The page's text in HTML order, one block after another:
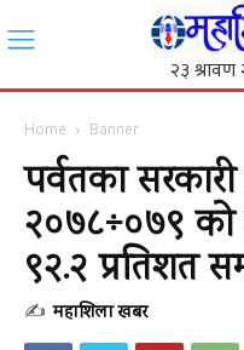
Home Banner
पर्वतका
२०७८÷०७९ को
९२.२ प्रतिशत
✍ महाशिला खबर